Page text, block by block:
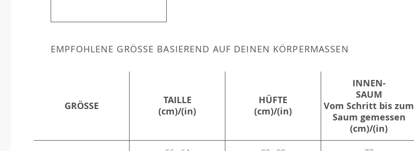
EMPFOHLENE GRÖSSE BASIEREND AUF DEINEN KÖRPERMASSEN
GRÖSSE
TAILLE
(cm)/(in)
HÜFTE
(cm)/(in)
INNEN-
SAUM
Vom Schritt bis zum
Saum gemessen
(cm)/(in)